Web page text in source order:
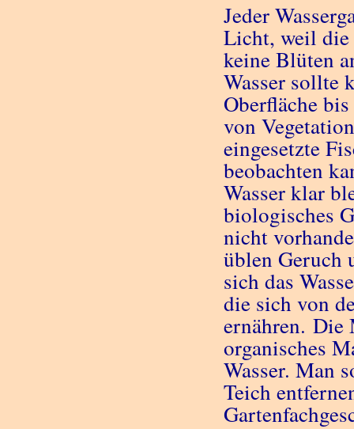
Jeder
Licht, weil die
keine Blüten
Wasser sollte
Oberfläche
von
eingesetzte
beobachten
Wasser klar
biologisches
nicht
üblen Geruch
sich das
die sich von
ernähren. Die
organisches
Wasser. Man
Teich